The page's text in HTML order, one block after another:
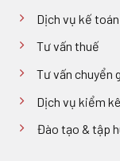
Dịch vụ kế toán
Tư vấn thuế
Tư vấn chuyển
Dịch vụ kiểm
Đào tạo & tập